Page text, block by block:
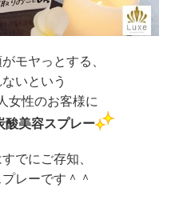
モヤっとする、
いという
女性のお客様に
酸美容スプレー
でにご存知、
レーです＾＾